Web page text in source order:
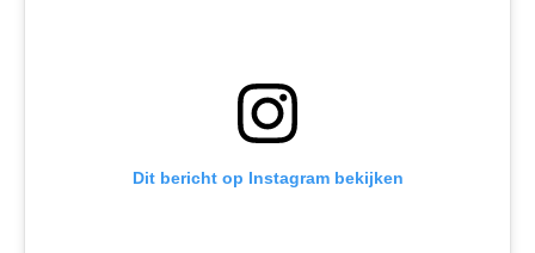
Dit bericht op Instagram bekijken